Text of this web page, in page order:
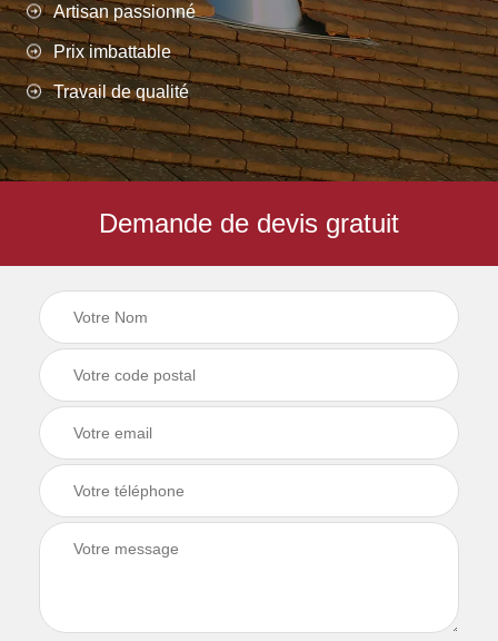
Artisan passionné
Prix imbattable
Travail de qualité
Demande de devis gratuit